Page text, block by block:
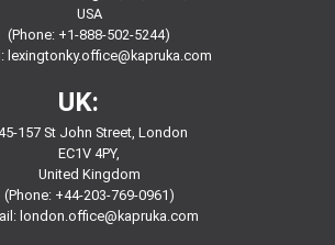
USA
(Phone: +1-888-502-5244)
lexingtonky.office@kapruka.com
UK:
157 St John Street, London
EC1V 4PY,
United Kingdom
(Phone: +44-203-769-0961)
london.office@kapruka.com